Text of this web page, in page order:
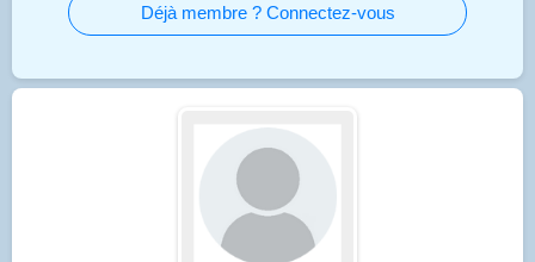
Déjà membre ? Connectez-vous